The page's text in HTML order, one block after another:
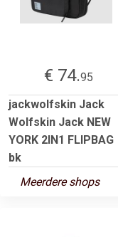
€ 74.95
jackwolfskin Jack
Wolfskin Jack NEW
YORK 2IN1 FLIPBAG
bk
Meerdere shops